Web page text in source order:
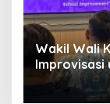
Wakil Wali
Improvisasi
Pendidikan